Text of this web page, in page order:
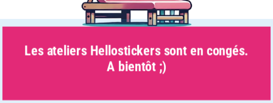
Les ateliers Hellostickers sont en congés.
A bientôt ;)